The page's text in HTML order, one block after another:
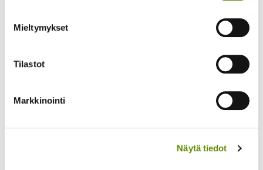
Mieltymykset
Tilastot
Markkinointi
Näytä tiedot
sekoitus (noin 100 s.)
Kääpiöauringonkukka